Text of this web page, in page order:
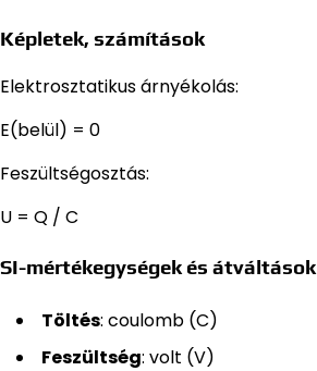
Képletek, számítások
Elektrosztatikus árnyékolás:
E(belül) = 0
Feszültségosztás:
U = Q / C
SI-mértékegységek és átváltások
Töltés: coulomb (C)
Feszültség: volt (V)